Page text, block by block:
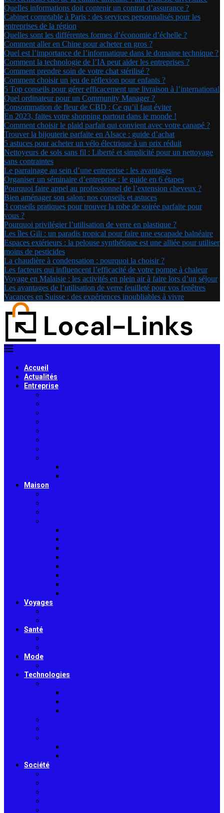
Quelles informations doit contenir un contrat d’assurance ?
Cabinet comptable à Paris : des services personnalisés pour les
entreprises de la région
Quelles sont les différentes formes d’économie d’échelle ?
Comment aller en Chine pour acheter en gros ?
Quel est l’importance de l’informatique dans le domaine technique ?
Comment la technologie de l’IA peut aider les entreprises ?
Comment prendre soin de votre chat stérilisé ?
Comment choisir un jeu de réflexion pour enfants ?
5 Top conseils pour gérer efficacement une livraison à l’international
Quel ordinateur pour un Community Manager ?
Consommation de fleur de CBD : Ce qu’il faut éviter
En 2023, faites votre shopping partout dans le monde !
Comment choisir le plaid parfait qui convient avec votre canapé ?
Trouver la bijouterie parfaite en Alsace : guide d’achat
5 astuces pour acheter un vélo électrique à un prix réduit
Nettoyeurs de sols sans fil : Liberté et simplicité pour un nettoyage
sans contraintes
Le parrainage au sein d’une entreprise : les avantages
Organiser un séminaire d’entreprise : le guide en 6 étapes
Pourquoi faire appel au professionnel de l’extension cheveux ?
Bien aménager son salon: nos conseils et astuces
3 conseils pratiques pour trouver la robe de soirée parfaite pour
vous ?
Pourquoi privilégier l’utilisation de verre en plastique ?
Les îles Gili : un paradis tropical pour faire une escapade balnéaire
Espaces extérieurs : la pelouse synthétique est une alliée pour utiliser
moins de pesticides
La chaudière à condensation : pourquoi la choisir ?
Les facteurs qui influencent l’efficacité de votre pompe à chaleur
Voyage en Malaisie : les activités en plein air à faire lors d’un séjour
Les avantages de l’utilisation de verre feuilleté pour vos fenêtres
Vacances en Suisse : des expériences inoubliables à vivre
Accueil
Actualités
Entreprise
Maison
Voyages
Santé
Mode
Technologies
Société